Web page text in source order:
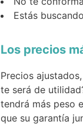
Estás
Los precios
Precios
te será de
tendrá más peso
que su garantía